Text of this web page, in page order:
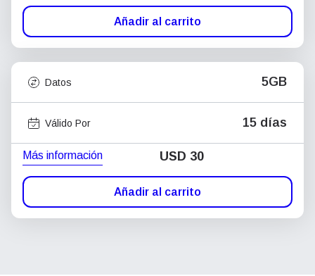
Añadir al carrito
Datos 5GB
Válido Por 15 días
Más información USD 30
Añadir al carrito